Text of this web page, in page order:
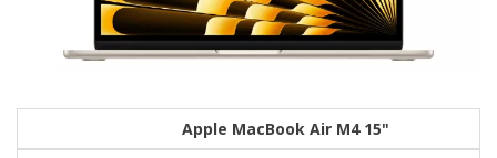
Apple MacBook Air M4 15"